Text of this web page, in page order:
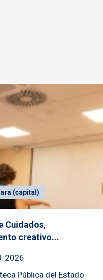
(capital)
Cuidados,
creativo...
2026
Pública del Estado